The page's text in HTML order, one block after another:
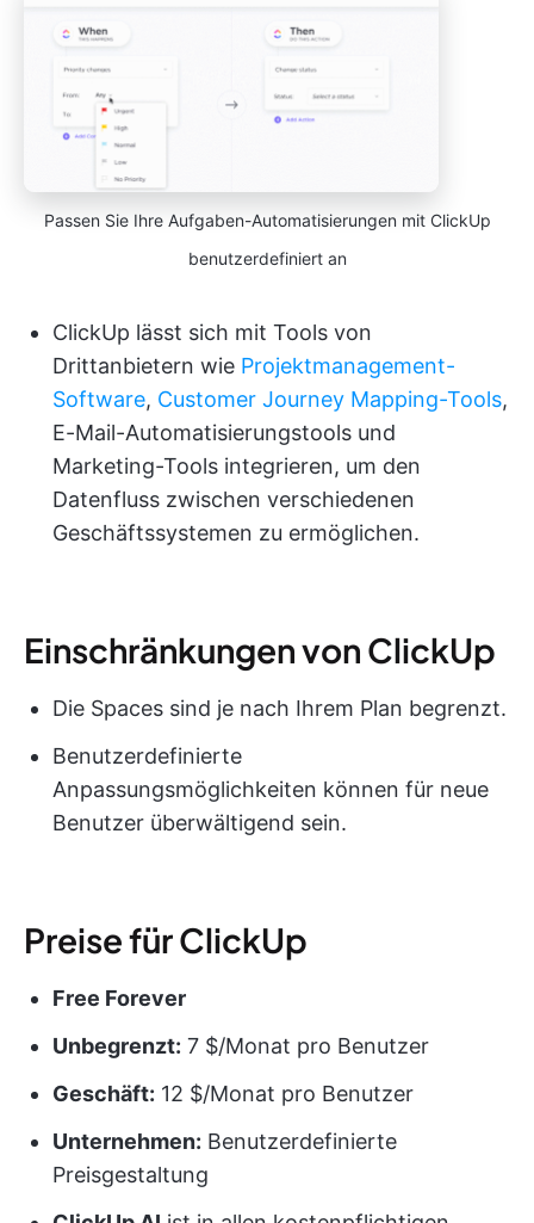
Passen Sie Ihre Aufgaben-Automatisierungen mit ClickUp
benutzerdefiniert an
ClickUp lässt sich mit Tools von
Drittanbietern wie Projektmanagement-
Software, Customer Journey Mapping-Tools,
E-Mail-Automatisierungstools und
Marketing-Tools integrieren, um den
Datenfluss zwischen verschiedenen
Geschäftssystemen zu ermöglichen.
Einschränkungen von ClickUp
Die Spaces sind je nach Ihrem Plan begrenzt.
Benutzerdefinierte
Anpassungsmöglichkeiten können für neue
Benutzer überwältigend sein.
Preise für ClickUp
Free Forever
Unbegrenzt: 7 $/Monat pro Benutzer
Geschäft: 12 $/Monat pro Benutzer
Unternehmen: Benutzerdefinierte
Preisgestaltung